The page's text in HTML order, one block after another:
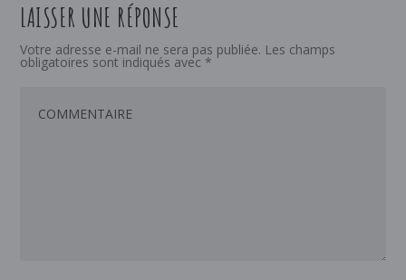
LAISSER UNE RÉPONSE
Votre adresse e-mail ne sera pas publiée. Les champs
obligatoires sont indiqués avec *